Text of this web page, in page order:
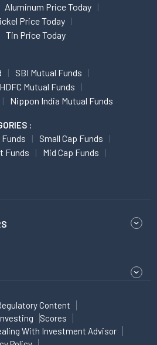
Aluminum Price Today
Price Today
Tin Price Today
SBI Mutual Funds
HDFC Mutual Funds
Nippon India Mutual Funds
:
Small Cap Funds
Funds
Mid Cap Funds
Content
Scores
With Investment Advisor